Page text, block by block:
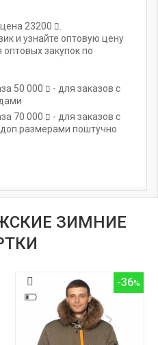
23200
и узнайте оптовую цену
закупок по
50 000
- для заказов с
70 000
- для заказов с
поштучно
ЗИМНИЕ
-36